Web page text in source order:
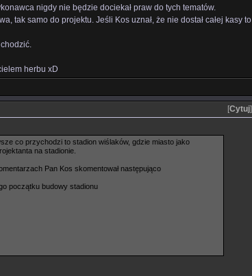
nigdy nie będzie dociekał praw do tych tematów.
tak samo do projektu. Jeśli Kos uznał, że nie dostał całej kasy to
herbu xD
[Cytuj]
co przychodzi to stadion wiślaków, gdzie miasto jako
na stadionie.
Pan Kos skomentował następująco
początku budowy stadionu